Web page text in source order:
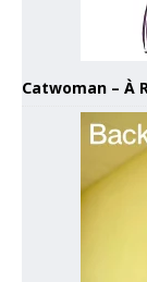
Catwoman – À